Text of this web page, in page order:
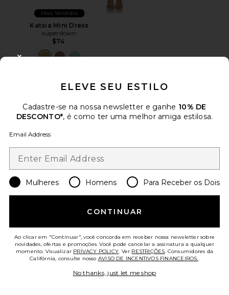
Mais Vendidos
Katsia Mini Dress
superdown
$74
Favorite Chino Cap
Chino Cap
Polo Ralph Lauren
ELEVE SEU ESTILO
Cadastre-se na nossa newsletter e ganhe 10% DE
DESCONTO*, é como ter uma melhor amiga estilosa.
Email Address
Mulheres Homens Para Receber os Dois
CONTINUAR
Ao clicar em "Continuar", você concorda em receber nossa newsletter sobre
novidades, ofertas e promoções. Você pode cancelar a assinatura a qualquer
momento. Visualizar PRIVACY POLICY. Ver RESTRIÇÕES. Consumidores da
Califórnia, consulte nosso AVISO DE INCENTIVOS FINANCEIROS..
No thanks, just let me shop